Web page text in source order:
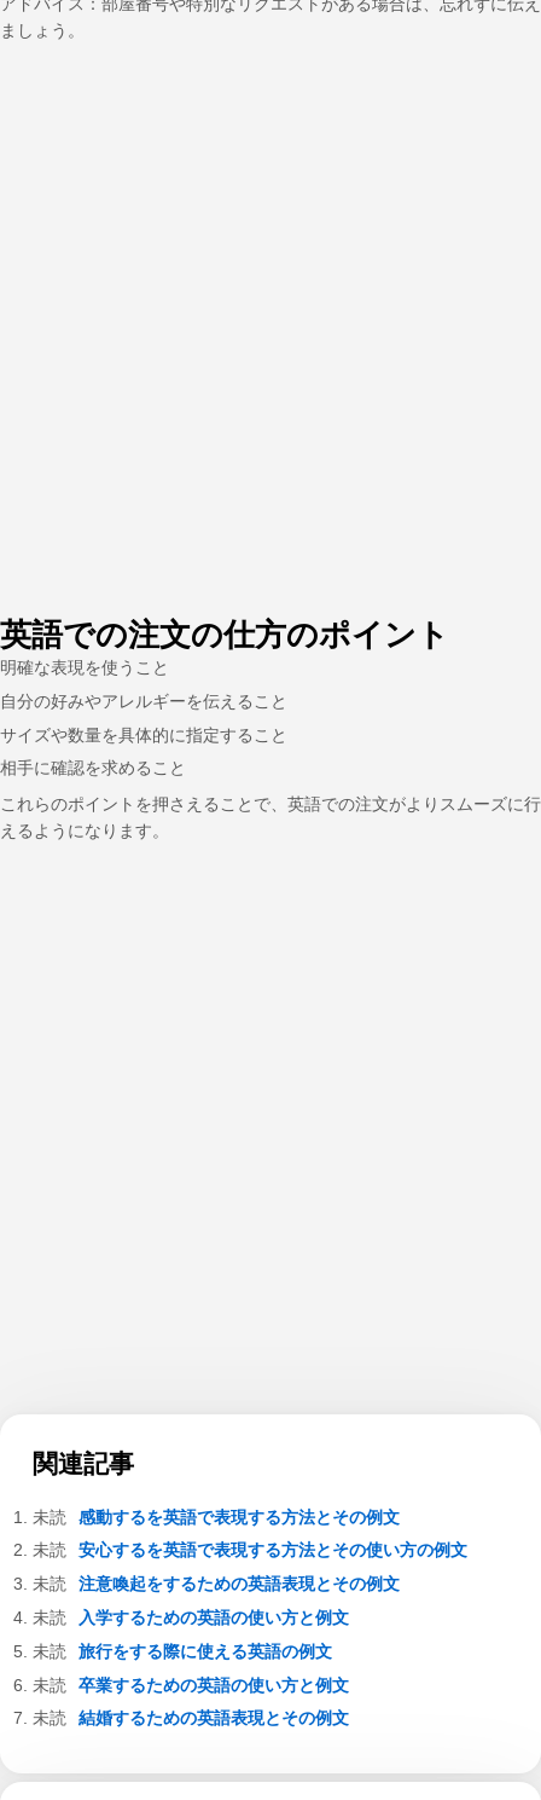
アドバイス：部屋番号や特別なリクエストがある場合は、忘れずに伝え
ましょう。
英語での注文の仕方のポイント
明確な表現を使うこと
自分の好みやアレルギーを伝えること
サイズや数量を具体的に指定すること
相手に確認を求めること
これらのポイントを押さえることで、英語での注文がよりスムーズに行
えるようになります。
関連記事
感動するを英語で表現する方法とその例文
安心するを英語で表現する方法とその使い方の例文
注意喚起をするための英語表現とその例文
入学するための英語の使い方と例文
旅行をする際に使える英語の例文
卒業するための英語の使い方と例文
結婚するための英語表現とその例文